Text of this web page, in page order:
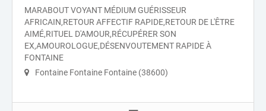
MARABOUT VOYANT MÉDIUM GUÉRISSEUR
AFRICAIN,RETOUR AFFECTIF RAPIDE,RETOUR DE L'ÊTRE
AIMÉ,RITUEL D'AMOUR,RÉCUPÉRER SON
EX,AMOUROLOGUE,DÉSENVOUTEMENT RAPIDE À
FONTAINE
Fontaine Fontaine Fontaine (38600)